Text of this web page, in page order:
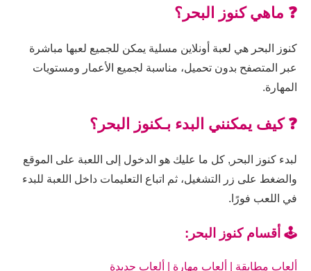
❓ ماهي كنوز البحر؟
كنوز البحر هي لعبة أونلاين مسلية يمكن للجميع لعبها مباشرة
عبر المتصفح بدون تحميل، مناسبة لجميع الأعمار ومستويات
المهارة.
❓ كيف يمكنني البدء بـكنوز البحر؟
لبدء كنوز البحر, كل ما عليك هو الدخول إلى اللعبة على الموقع
والضغط على زر التشغيل، ثم اتباع التعليمات داخل اللعبة للبدء
في اللعب فورًا.
🕹️ أقسام كنوز البحر:
ألعاب مطابقة ألعاب مهارة ألعاب جديدة